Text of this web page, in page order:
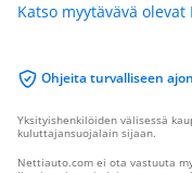
Katso myytävävä
Ohjeita turvalliseen
Yksityishenkilöiden välisessä
kuluttajansuojalain sijaan.
Nettiauto.com ei ota vastuuta